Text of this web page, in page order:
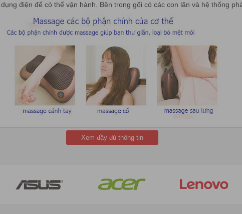
điện để có thể vận hành. Bên trong gối có các con lăn và hệ thống
Xem đầy đủ thông tin